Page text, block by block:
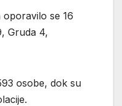
se 16
Gruda 4,
osobe, dok su